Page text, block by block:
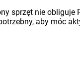
sprzęt nie
aby móc